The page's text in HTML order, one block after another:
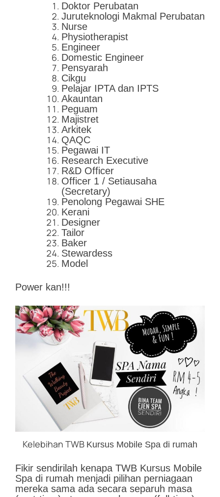
Doktor Perubatan
Juruteknologi Makmal Perubatan
Nurse
Physiotherapist
Engineer
Domestic Engineer
Pensyarah
Cikgu
Pelajar IPTA dan IPTS
Akauntan
Peguam
Majistret
Arkitek
QAQC
Pegawai IT
Research Executive
R&D Officer
Officer 1 / Setiausaha
(Secretary)
Penolong Pegawai SHE
Kerani
Designer
Tailor
Baker
Stewardess
Model
Power kan!!!
Kelebihan TWB Kursus Mobile Spa di rumah
Fikir sendirilah kenapa TWB Kursus Mobile
Spa di rumah menjadi pilihan perniagaan
mereka sama ada secara separuh masa